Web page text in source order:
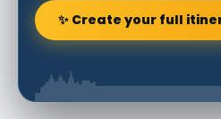
✨ Create your full